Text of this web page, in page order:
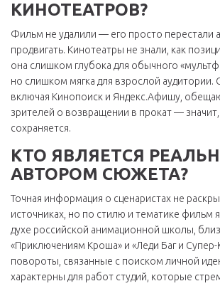
КИНОТЕАТРОВ?
Фильм не удалили — его просто перестали
продвигать. Кинотеатры не знали, как
она слишком глубока для обычного
но слишком мягка для взрослой аудитории.
включая Кинопоиск и Яндекс.Афишу,
зрителей о возвращении в прокат — значит,
сохраняется.
КТО ЯВЛЯЕТСЯ
АВТОРОМ СЮЖЕТА?
Точная информация о сценаристах не
источниках, но по стилю и тематике фильм
духе российской анимационной школы,
«Приключениям Кроша» и «Леди Баг и
повороты, связанные с поиском личной
характерны для работ студий, которые